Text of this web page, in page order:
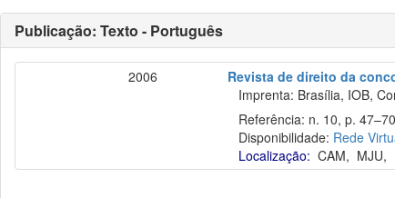
Publicação: Texto - Português
2006
Revista de direito da
Imprenta: Brasília, IOB,
Referência: n. 10, p.
Disponibilidade: Rede
Localização: CAM, MJU,